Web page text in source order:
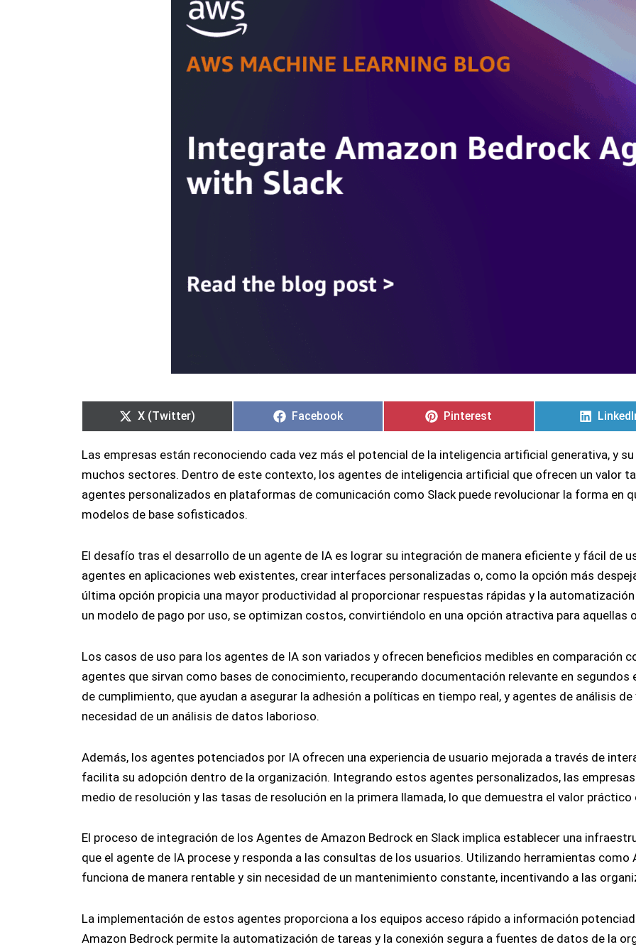
en
X (Twitter)
en
Facebook
en
Pinterest
en
Las empresas están reconociendo cada vez más el potencial de la inteligencia artificial generativa, y
muchos sectores. Dentro de este contexto, los agentes de inteligencia artificial que ofrecen un valor
agentes personalizados en plataformas de comunicación como Slack puede revolucionar la forma en
modelos de base sofisticados.
El desafío tras el desarrollo de un agente de IA es lograr su integración de manera eficiente y fácil de
agentes en aplicaciones web existentes, crear interfaces personalizadas o, como la opción más
última opción propicia una mayor productividad al proporcionar respuestas rápidas y la
un modelo de pago por uso, se optimizan costos, convirtiéndolo en una opción atractiva para aquellas
Los casos de uso para los agentes de IA son variados y ofrecen beneficios medibles en comparación
agentes que sirvan como bases de conocimiento, recuperando documentación relevante en
de cumplimiento, que ayudan a asegurar la adhesión a políticas en tiempo real, y agentes de análisis
necesidad de un análisis de datos laborioso.
Además, los agentes potenciados por IA ofrecen una experiencia de usuario mejorada a través de
facilita su adopción dentro de la organización. Integrando estos agentes personalizados, las
medio de resolución y las tasas de resolución en la primera llamada, lo que demuestra el valor
El proceso de integración de los Agentes de Amazon Bedrock en Slack implica establecer una
que el agente de IA procese y responda a las consultas de los usuarios. Utilizando herramientas
funciona de manera rentable y sin necesidad de un mantenimiento constante, incentivando a las
La implementación de estos agentes proporciona a los equipos acceso rápido a información
Amazon Bedrock permite la automatización de tareas y la conexión segura a fuentes de datos de la
en
en
en
en